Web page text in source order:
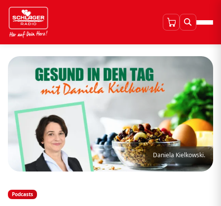
Daniela Kielkowski.
Podcasts